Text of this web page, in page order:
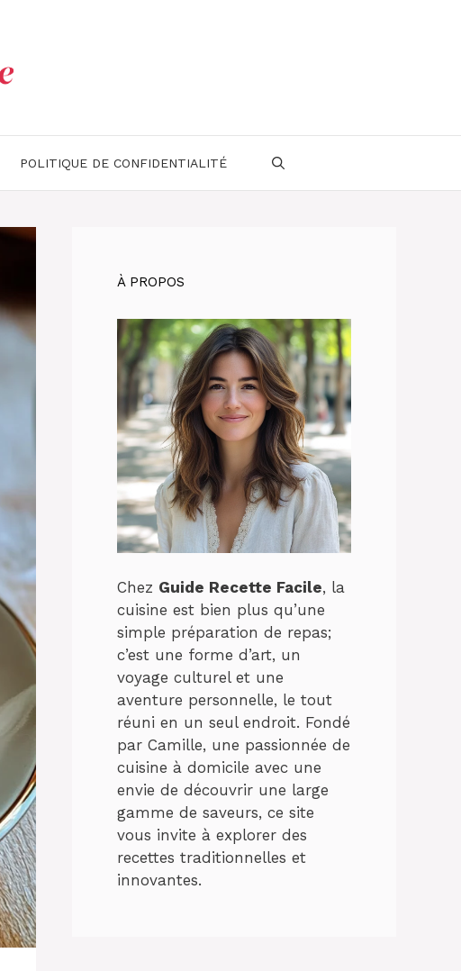
POLITIQUE DE CONFIDENTIALITÉ
À PROPOS
Chez Guide Recette Facile, la
cuisine est bien plus qu’une
simple préparation de repas;
c’est une forme d’art, un
voyage culturel et une
aventure personnelle, le tout
réuni en un seul endroit. Fondé
par Camille, une passionnée de
cuisine à domicile avec une
envie de découvrir une large
gamme de saveurs, ce site
vous invite à explorer des
recettes traditionnelles et
innovantes.